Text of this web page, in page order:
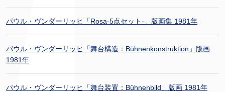
パウル・ヴンダーリッヒ「Rosa-5点セット-」版画集 1981年
パウル・ヴンダーリッヒ「舞台構造：Bühnenkonstruktion」版画
1981年
パウル・ヴンダーリッヒ「舞台装置：Bühnenbild」版画 1981年